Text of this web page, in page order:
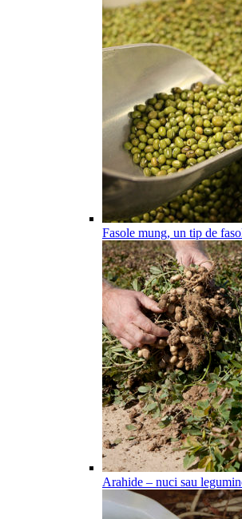
Fasole mung, un tip de
Arahide – nuci sau